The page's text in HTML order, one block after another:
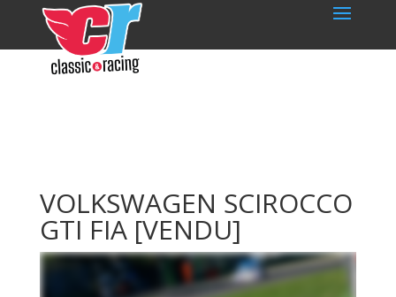
VOLKSWAGEN SCIROCCO
GTI FIA [VENDU]